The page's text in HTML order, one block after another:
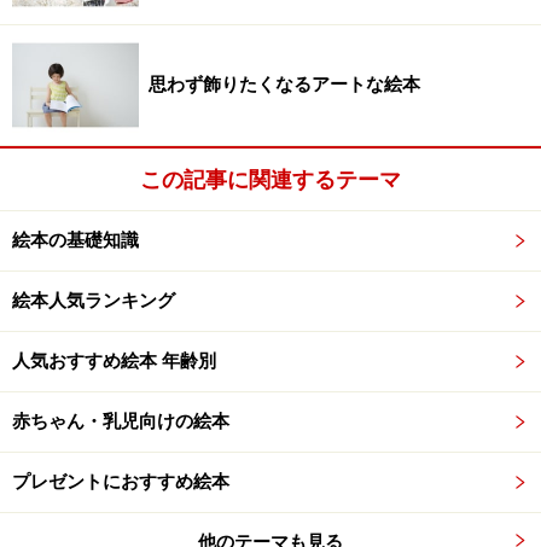
思わず飾りたくなるアートな絵本
この記事に関連するテーマ
絵本の基礎知識
絵本人気ランキング
人気おすすめ絵本 年齢別
赤ちゃん・乳児向けの絵本
プレゼントにおすすめ絵本
他のテーマも見る